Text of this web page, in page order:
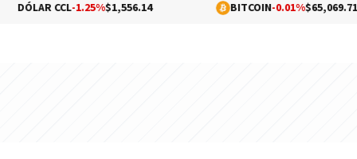
-1.25%$1,556.14 -0.01%$65,069.71